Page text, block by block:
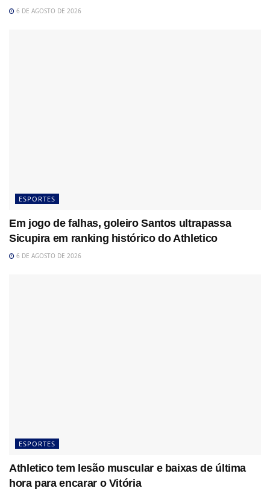
6 DE AGOSTO DE 2026
ESPORTES
Em jogo de falhas, goleiro Santos ultrapassa
Sicupira em ranking histórico do Athletico
6 DE AGOSTO DE 2026
ESPORTES
Athletico tem lesão muscular e baixas de última
hora para encarar o Vitória